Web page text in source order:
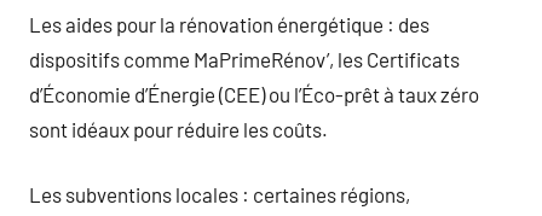
Les aides pour la rénovation énergétique : des
dispositifs comme MaPrimeRénov’, les Certificats
d’Économie d’Énergie (CEE) ou l’Éco-prêt à taux zéro
sont idéaux pour réduire les coûts.
Les subventions locales : certaines régions,